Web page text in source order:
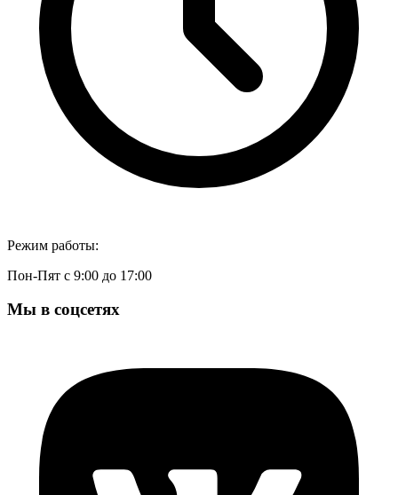
Режим работы:
Пон-Пят с 9:00 до 17:00
Мы в соцсетях